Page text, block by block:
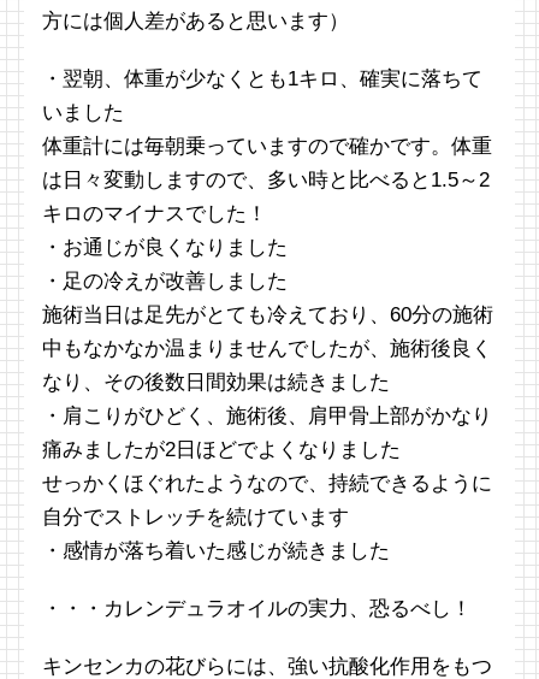
方には個人差があると思います）
・翌朝、体重が少なくとも1キロ、確実に落ちて
いました
体重計には毎朝乗っていますので確かです。体重
は日々変動しますので、多い時と比べると1.5～2
キロのマイナスでした！
・お通じが良くなりました
・足の冷えが改善しました
施術当日は足先がとても冷えており、60分の施術
中もなかなか温まりませんでしたが、施術後良く
なり、その後数日間効果は続きました
・肩こりがひどく、施術後、肩甲骨上部がかなり
痛みましたが2日ほどでよくなりました
せっかくほぐれたようなので、持続できるように
自分でストレッチを続けています
・感情が落ち着いた感じが続きました
・・・カレンデュラオイルの実力、恐るべし！
キンセンカの花びらには、強い抗酸化作用をもつ